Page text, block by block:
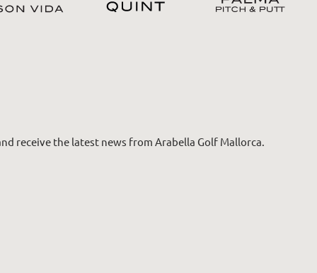
receive the latest news from Arabella Golf Mallorca.